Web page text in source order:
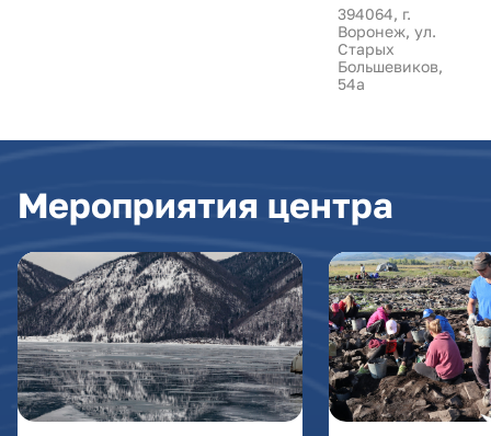
394064, г.
Воронеж, ул.
Старых
Большевиков,
54а
Мероприятия центра